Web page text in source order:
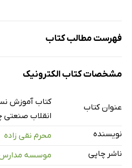
فهرست مطالب کتاب
شتاب‌دهی به آموزش نسل 4 در یک نگاه
چکیده مدیریتی
بازده اقتصادی آموزش: اندازه جایزه
مشخصات کتاب الکترونیک
عنوان کتاب
انقلاب صنعتی
نویسنده
محرم نقی زاده
ناشر چاپی
موسسه مدارس